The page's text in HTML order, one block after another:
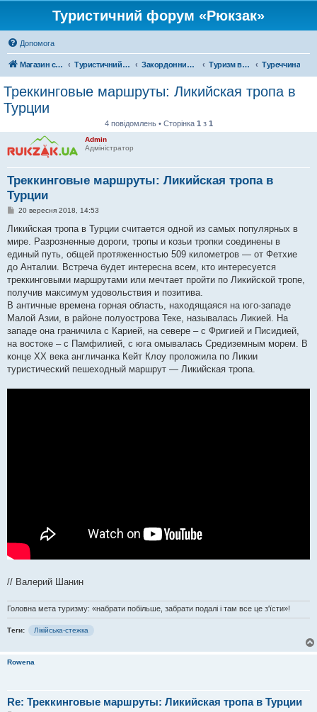
Туристичний форум «Рюкзак»
Допомога
Магазин спорядження Туристичний форум «Рюкзак» Закордонний туризм Туризм в Азії Туреччина
Треккинговые маршруты: Ликийская тропа в
Турции
4 повідомлень • Сторінка 1 з 1
Admin
Адміністратор
Треккинговые маршруты: Ликийская тропа в
Турции
П
в
д
о
м
л
е
н
я
20 вересня 2018, 14:53
Ликийская тропа в Турции считается одной из самых популярных в
мире. Разрозненные дороги, тропы и козьи тропки соединены в
единый путь, общей протяженностью 509 километров — от Фетхие
до Анталии. Встреча будет интересна всем, кто интересуется
треккинговыми маршрутами или мечтает пройти по Ликийской тропе,
получив максимум удовольствия и позитива.
В античные времена горная область, находящаяся на юго-западе
Малой Азии, в районе полуострова Теке, называлась Ликией. На
западе она граничила с Карией, на севере – с Фригией и Писидией,
на востоке – с Памфилией, с юга омывалась Средиземным морем. В
конце XX века англичанка Кейт Клоу проложила по Ликии
туристический пешеходный маршрут — Ликийская тропа.
// Валерий Шанин
Головна мета туризму: «набрати побільше, забрати подалі і там все це з'їсти»!
Теги: Лікійська-стежка
Rowena
Re: Треккинговые маршруты: Ликийская тропа в Турции